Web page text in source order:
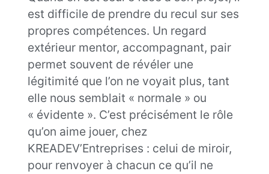
est difficile de prendre du recul sur ses
propres compétences. Un regard
extérieur mentor, accompagnant, pair
permet souvent de révéler une
légitimité que l’on ne voyait plus, tant
elle nous semblait « normale » ou
« évidente ». C’est précisément le rôle
qu’on aime jouer, chez
KREADEV’Entreprises : celui de miroir,
pour renvoyer à chacun ce qu’il ne